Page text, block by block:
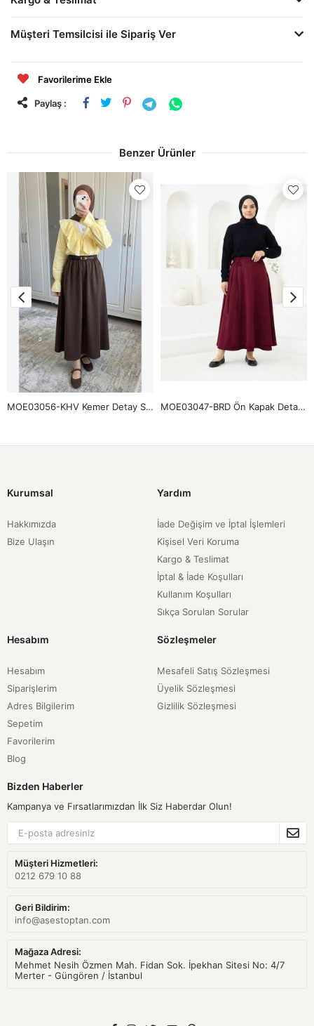
Müşteri Temsilcisi ile Sipariş Ver
Favorilerime Ekle
Paylaş :
Benzer Ürünler
MOE03056-KHV Kemer Detay Soft Etek-Kahve MOE03047-BRD Ön Kapak Detay Scuba Etek-Bordo
Kurumsal
Hakkımızda
Bize Ulaşın
Yardım
İade Değişim ve İptal İşlemleri
Kişisel Veri Koruma
Kargo & Teslimat
İptal & İade Koşulları
Kullanım Koşulları
Sıkça Sorulan Sorular
Hesabım
Hesabım
Siparişlerim
Adres Bilgilerim
Sepetim
Favorilerim
Blog
Sözleşmeler
Mesafeli Satış Sözleşmesi
Üyelik Sözleşmesi
Gizlilik Sözleşmesi
Bizden Haberler
Kampanya ve Fırsatlarımızdan İlk Siz Haberdar Olun!
Müşteri Hizmetleri:
0212 679 10 88
Geri Bildirim:
info@asestoptan.com
Mağaza Adresi:
Mehmet Nesih Özmen Mah. Fidan Sok. İpekhan Sitesi No: 4/7
Merter - Güngören / İstanbul